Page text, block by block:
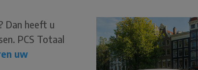
Dan heeft u
PCS Totaal
uw